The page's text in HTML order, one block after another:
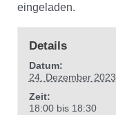
eingeladen.
Details
Datum:
24. Dezember 2023
Zeit:
18:00 bis 18:30